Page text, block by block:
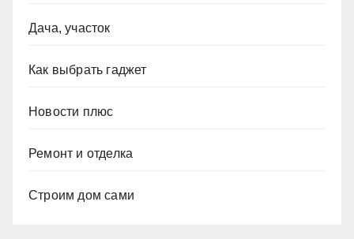
Дача, участок
Как выбрать гаджет
Новости плюс
Ремонт и отделка
Строим дом сами